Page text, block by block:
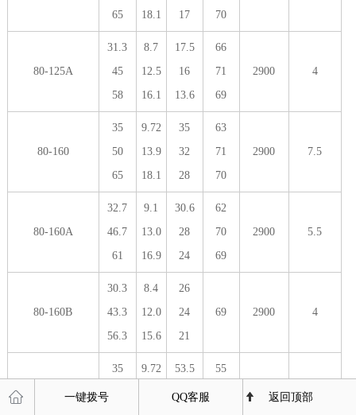
65
18.1
17
70
80-125A
31.3
45
58
8.7
12.5
16.1
17.5
16
13.6
66
71
69
2900 4
80-160
35
50
65
9.72
13.9
18.1
35
32
28
63
71
70
2900 7.5
80-160A
32.7
46.7
61
9.1
13.0
16.9
30.6
28
24
62
70
69
2900 5.5
80-160B
30.3
43.3
56.3
8.4
12.0
15.6
26
24
21
69 2900 4
35
9.72
53.5
50
55
2900 15
一键拨号 QQ客服 返回顶部